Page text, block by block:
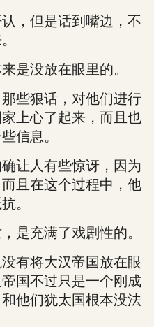
，但是话到嘴边，不
没放在眼里的。
些狠话，对他们进行
上心了起来，而且也
信息。
让人有些惊讶，因为
且在这个过程中，他
。
充满了戏剧性的。
将大汉帝国放在眼
国不过只是一个刚成
他们犹太国根本没法